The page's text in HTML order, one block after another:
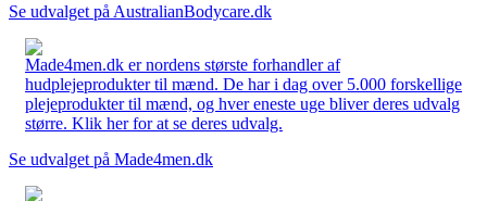
Se udvalget på AustralianBodycare.dk
Made4men.dk er nordens største forhandler af
hudplejeprodukter til mænd. De har i dag over 5.000 forskellige
plejeprodukter til mænd, og hver eneste uge bliver deres udvalg
større. Klik her for at se deres udvalg.
Se udvalget på Made4men.dk